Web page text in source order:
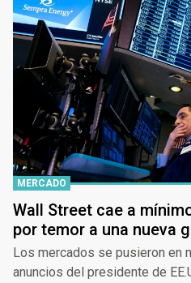
MERCADO
Wall Street cae a
por temor a una nueva
Los mercados se pusieron en
anuncios del presidente de